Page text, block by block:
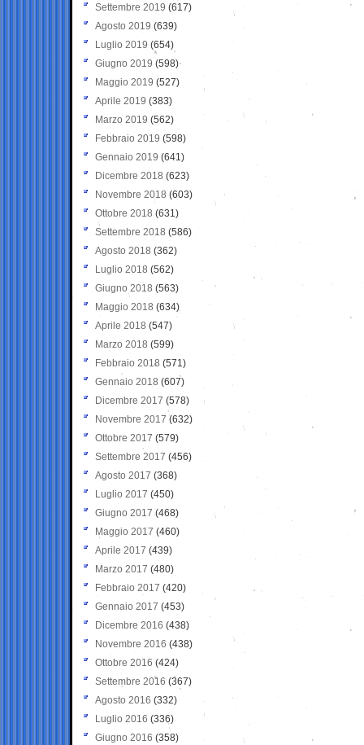
Settembre 2019 (617)
Agosto 2019 (639)
Luglio 2019 (654)
Giugno 2019 (598)
Maggio 2019 (527)
Aprile 2019 (383)
Marzo 2019 (562)
Febbraio 2019 (598)
Gennaio 2019 (641)
Dicembre 2018 (623)
Novembre 2018 (603)
Ottobre 2018 (631)
Settembre 2018 (586)
Agosto 2018 (362)
Luglio 2018 (562)
Giugno 2018 (563)
Maggio 2018 (634)
Aprile 2018 (547)
Marzo 2018 (599)
Febbraio 2018 (571)
Gennaio 2018 (607)
Dicembre 2017 (578)
Novembre 2017 (632)
Ottobre 2017 (579)
Settembre 2017 (456)
Agosto 2017 (368)
Luglio 2017 (450)
Giugno 2017 (468)
Maggio 2017 (460)
Aprile 2017 (439)
Marzo 2017 (480)
Febbraio 2017 (420)
Gennaio 2017 (453)
Dicembre 2016 (438)
Novembre 2016 (438)
Ottobre 2016 (424)
Settembre 2016 (367)
Agosto 2016 (332)
Luglio 2016 (336)
Giugno 2016 (358)